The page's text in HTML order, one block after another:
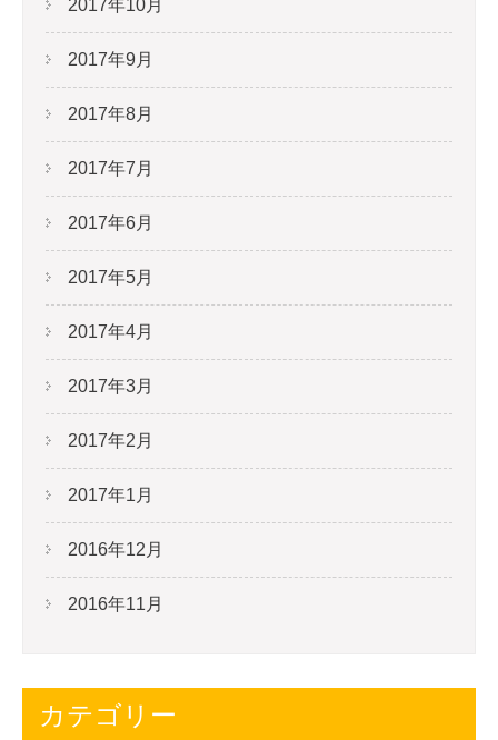
2017年10月
2017年9月
2017年8月
2017年7月
2017年6月
2017年5月
2017年4月
2017年3月
2017年2月
2017年1月
2016年12月
2016年11月
カテゴリー